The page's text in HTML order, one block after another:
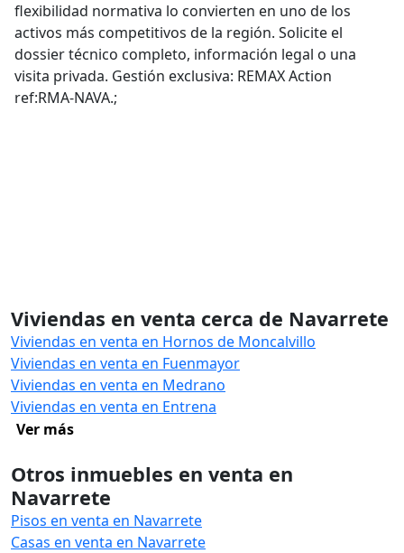
flexibilidad normativa lo convierten en uno de los
activos más competitivos de la región. Solicite el
dossier técnico completo, información legal o una
visita privada. Gestión exclusiva: REMAX Action
ref:RMA-NAVA.;
Viviendas en venta cerca de Navarrete
Viviendas en venta en Hornos de Moncalvillo
Viviendas en venta en Fuenmayor
Viviendas en venta en Medrano
Viviendas en venta en Entrena
Ver más
Otros inmuebles en venta en
Navarrete
Pisos en venta en Navarrete
Casas en venta en Navarrete